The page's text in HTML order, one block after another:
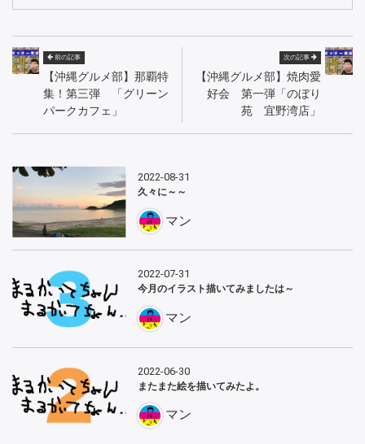
前の記事
【沖縄グルメ部】那覇特
集！第三弾 「グリーン
パークカフェ」
次の記事
【沖縄グルメ部】焼肉愛
好会 第一弾「のぼり
苑 宜野湾店」
2022-08-31
久々に～～
マン
2022-07-31
今月のイラスト描いてみましたは～
マン
2022-06-30
またまた絵を描いてみたよ。
マン